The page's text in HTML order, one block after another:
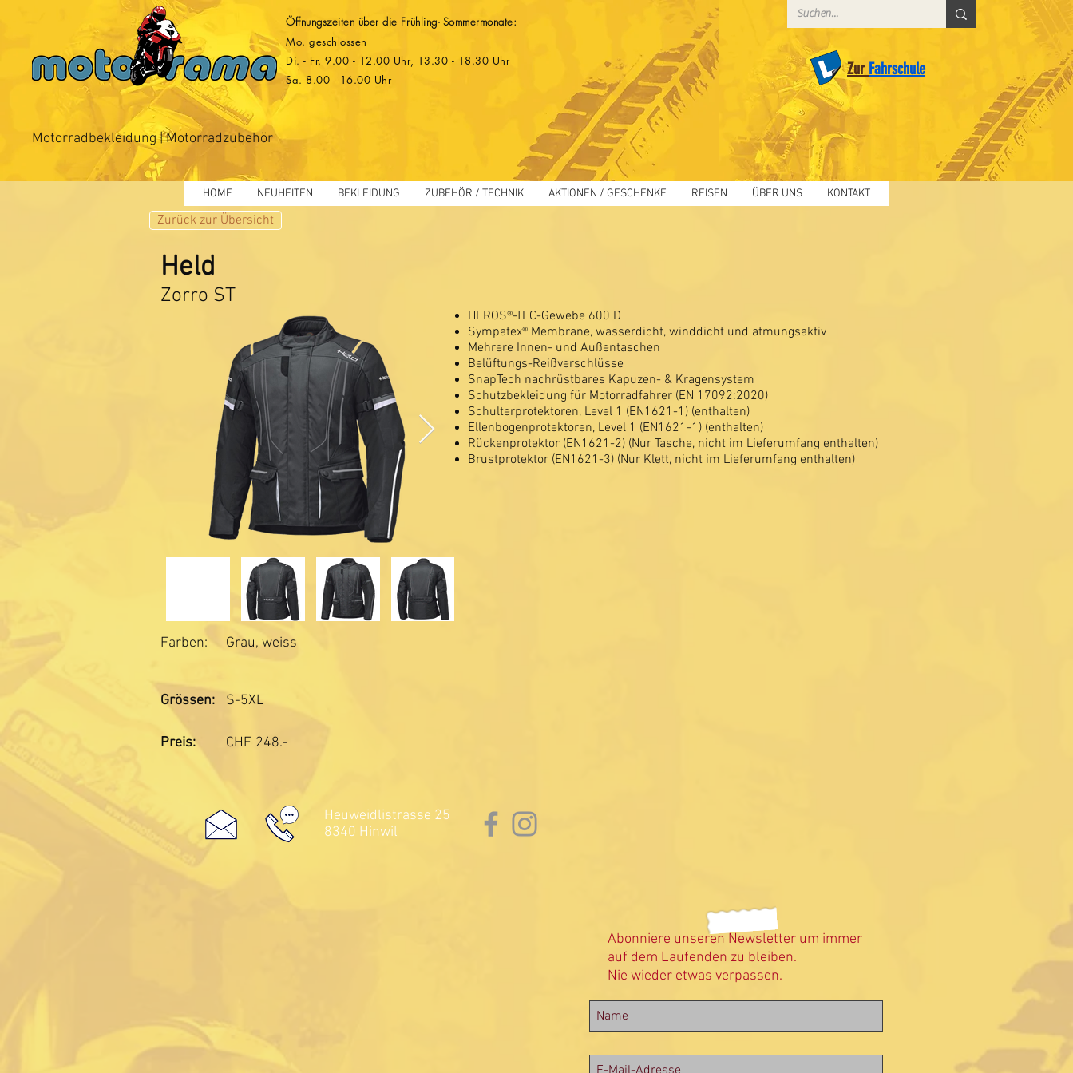
Öffnungszeiten über die Frühling- Sommermonate:
Mo. geschlossen
Di. - Fr. 9.00 - 12.00 Uhr, 13.30 - 18.30 Uhr
Sa. 8.00 - 16.00 Uhr
Motorradbekleidung | Motorradzubehör
Zur Fahrschule
HOME NEUHEITEN BEKLEIDUNG ZUBEHÖR / TECHNIK AKTIONEN / GESCHENKE REISEN ÜBER UNS KONTAKT
Zurück zur Übersicht
Held
Zorro ST
Farben: Grau, weiss
HEROS®-TEC-Gewebe 600 D
Sympatex® Membrane, wasserdicht, winddicht und atmungsaktiv
Mehrere Innen- und Außentaschen
Belüftungs-Reißverschlüsse
SnapTech nachrüstbares Kapuzen- & Kragensystem
Schutzbekleidung für Motorradfahrer (EN 17092:2020)
Schulterprotektoren, Level 1 (EN1621-1) (enthalten)
Ellenbogenprotektoren, Level 1 (EN1621-1) (enthalten)
Rückenprotektor (EN1621-2) (Nur Tasche, nicht im Lieferumfang enthalten)
Brustprotektor (EN1621-3) (Nur Klett, nicht im Lieferumfang enthalten)
Grössen: S-5XL
Preis: CHF 248.-
Heuweidlistrasse 25
8340 Hinwil
Abonniere unseren Newsletter um immer
auf dem Laufenden zu bleiben.
Nie wieder etwas verpassen.